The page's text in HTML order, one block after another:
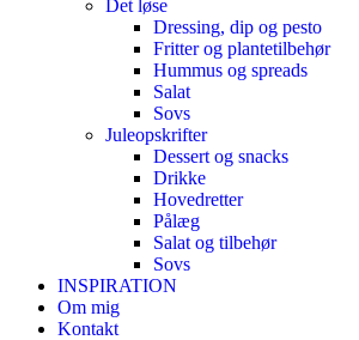
Det løse
Dressing, dip og pesto
Fritter og plantetilbehør
Hummus og spreads
Salat
Sovs
Juleopskrifter
Dessert og snacks
Drikke
Hovedretter
Pålæg
Salat og tilbehør
Sovs
INSPIRATION
Om mig
Kontakt